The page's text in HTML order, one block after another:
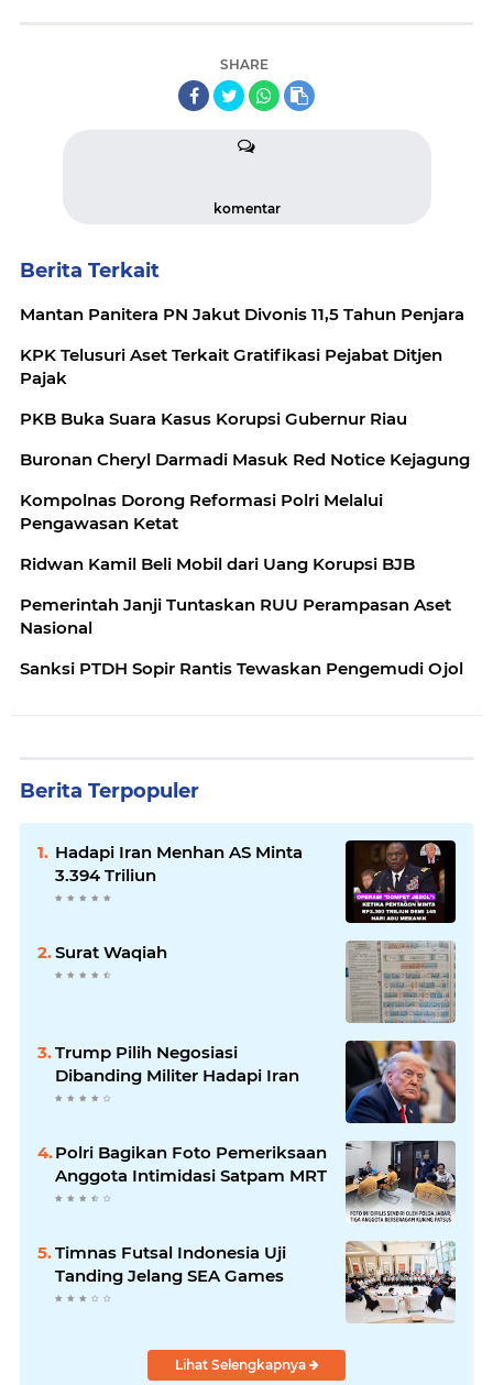
SHARE
komentar
Berita Terkait
Mantan Panitera PN Jakut Divonis 11,5 Tahun Penjara
KPK Telusuri Aset Terkait Gratifikasi Pejabat Ditjen
Pajak
PKB Buka Suara Kasus Korupsi Gubernur Riau
Buronan Cheryl Darmadi Masuk Red Notice Kejagung
Kompolnas Dorong Reformasi Polri Melalui
Pengawasan Ketat
Ridwan Kamil Beli Mobil dari Uang Korupsi BJB
Pemerintah Janji Tuntaskan RUU Perampasan Aset
Nasional
Sanksi PTDH Sopir Rantis Tewaskan Pengemudi Ojol
Berita Terpopuler
Hadapi Iran Menhan AS Minta
3.394 Triliun
Surat Waqiah
Trump Pilih Negosiasi
Dibanding Militer Hadapi Iran
Polri Bagikan Foto Pemeriksaan
Anggota Intimidasi Satpam MRT
Timnas Futsal Indonesia Uji
Tanding Jelang SEA Games
Lihat Selengkapnya